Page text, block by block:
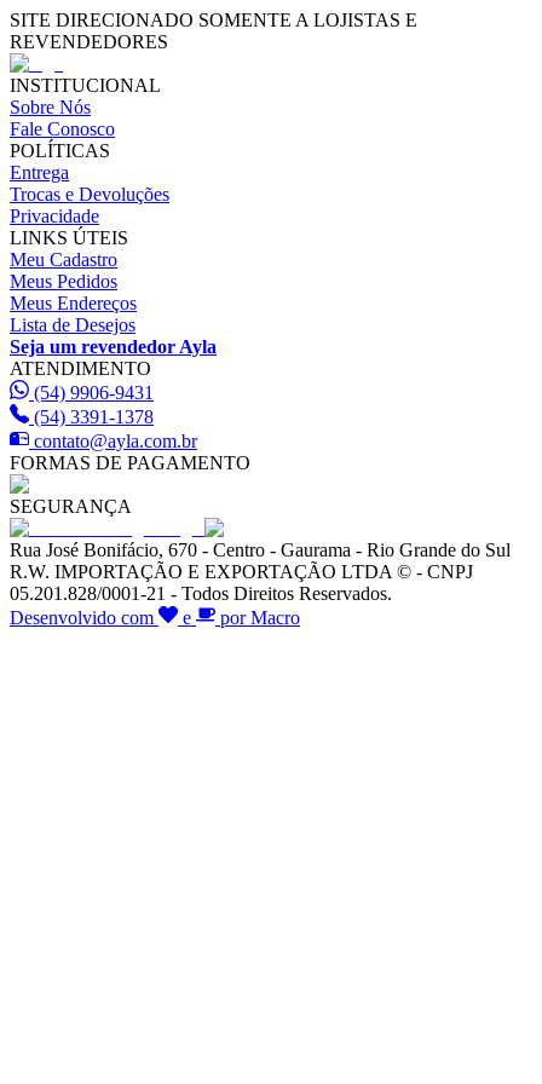
SITE DIRECIONADO SOMENTE A LOJISTAS E
REVENDEDORES
INSTITUCIONAL
Sobre Nós
Fale Conosco
POLÍTICAS
Entrega
Trocas e Devoluções
Privacidade
LINKS ÚTEIS
Meu Cadastro
Meus Pedidos
Meus Endereços
Lista de Desejos
Seja um revendedor Ayla
ATENDIMENTO
(54) 9906-9431
(54) 3391-1378
contato@ayla.com.br
FORMAS DE PAGAMENTO
SEGURANÇA
Rua José Bonifácio, 670 - Centro - Gaurama - Rio Grande do Sul
R.W. IMPORTAÇÃO E EXPORTAÇÃO LTDA © - CNPJ
05.201.828/0001-21 - Todos Direitos Reservados.
Desenvolvido com
e por Macro